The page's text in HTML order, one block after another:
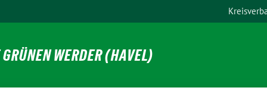
WERDER (HAVEL)